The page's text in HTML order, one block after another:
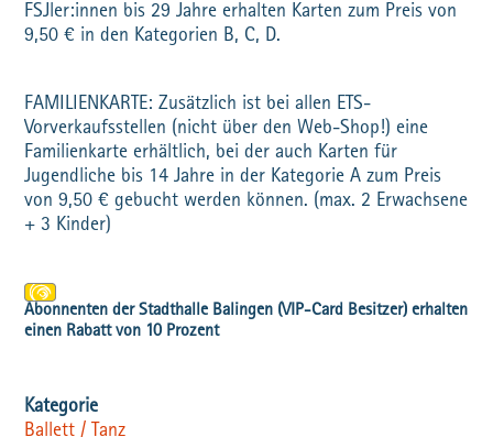
FSJler:innen bis 29 Jahre erhalten Karten zum Preis von
9,50 € in den Kategorien B, C, D.
FAMILIENKARTE: Zusätzlich ist bei allen ETS-
Vorverkaufsstellen (nicht über den Web-Shop!) eine
Familienkarte erhältlich, bei der auch Karten für
Jugendliche bis 14 Jahre in der Kategorie A zum Preis
von 9,50 € gebucht werden können. (max. 2 Erwachsene
+ 3 Kinder)
Ballett / Tanz